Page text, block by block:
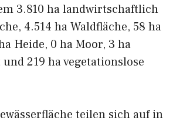
3.810 ha landwirtschaftlich
4.514 ha Waldfläche, 58 ha
Heide, 0 ha Moor, 3 ha
219 ha vegetationslose
teilen sich auf in